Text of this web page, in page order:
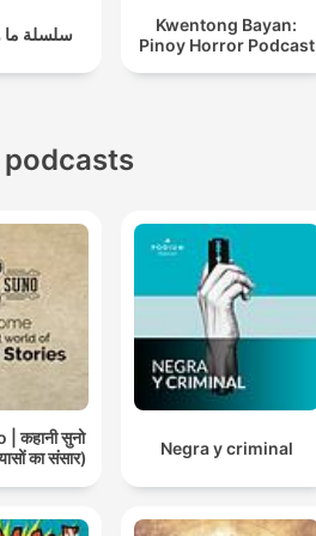
سلسلة ما
Kwentong Bayan:
Pinoy Horror Podcast
कहानी सुनो
का संसार)
Negra y criminal